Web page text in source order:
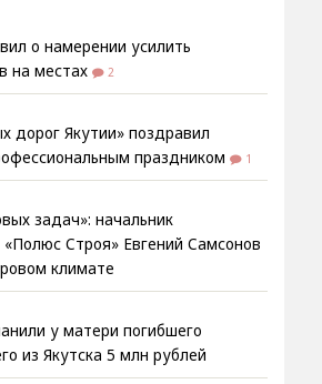
о намерении усилить
на местах
2
дорог Якутии» поздравил
праздником
1
задач»: начальник
Строя» Евгений Самсонов
климате
у матери погибшего
из Якутска 5 млн рублей